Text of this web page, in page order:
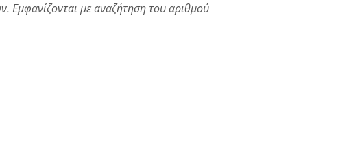
Εμφανίζονται με αναζήτηση του αριθμού